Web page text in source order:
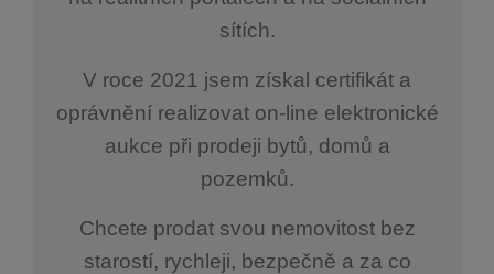
sítích.
V roce 2021 jsem získal certifikát a
oprávnění realizovat on-line elektronické
aukce při prodeji bytů, domů a
pozemků.
Chcete prodat svou nemovitost bez
starostí, rychleji, bezpečně a za co